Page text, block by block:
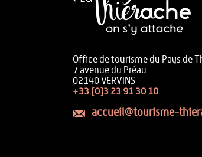
Office de tourisme du Pays de
7 avenue du Préau
02140 VERVINS
+33 (0)3 23 91 30 10
accueil@tourisme-